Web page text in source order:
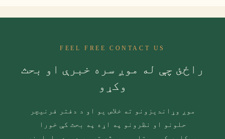
FEEL FREE CONTACT US
راځئ چې له موږ سره خبرې او بحث
وکړو
موږ وړاندیزونو ته خلاص یو او د دفتر فرنیچر
حلونو او نظرونو په اړه په بحث کې خورا